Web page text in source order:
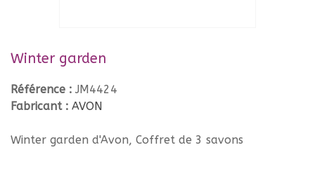
Winter garden
Référence : JM4424
Fabricant : AVON
Winter garden d'Avon, Coffret de 3 savons